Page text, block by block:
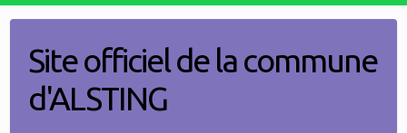
contentSite officiel de la commune
d'ALSTING